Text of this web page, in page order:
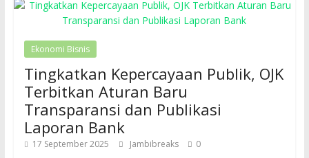
Ekonomi Bisnis
Tingkatkan Kepercayaan Publik, OJK
Terbitkan Aturan Baru
Transparansi dan Publikasi
Laporan Bank
17 September 2025 Jambibreaks 0